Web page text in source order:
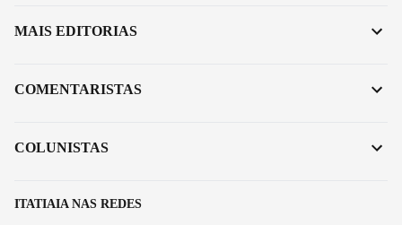
ITATIAIA NAS REDES
MAIS EDITORIAS
COMENTARISTAS
COLUNISTAS